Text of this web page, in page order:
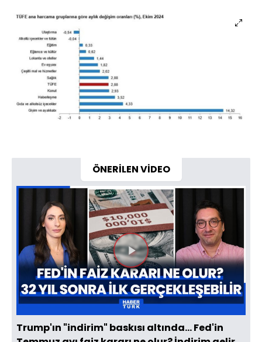
ÖNERİLEN VİDEO
Videoyu
Oynat
Trump'ın "indirim" baskısı altında... Fed'in